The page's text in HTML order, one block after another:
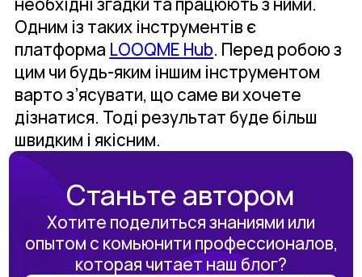
Одним із таких інструментів є
платформа LOOQME Hub. Перед робою з
цим чи будь-яким іншим інструментом
варто з’ясувати, що саме ви хочете
дізнатися. Тоді результат буде більш
швидким і якісним.
Станьте автором
Хотите поделиться знаниями или
опытом с комьюнити профессионалов,
которая читает наш блог?